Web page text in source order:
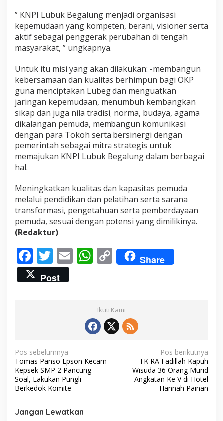
” KNPI Lubuk Begalung menjadi organisasi
kepemudaan yang kompeten, berani, visioner serta
aktif sebagai penggerak perubahan di tengah
masyarakat, ” ungkapnya.
Untuk itu misi yang akan dilakukan: -membangun
kebersamaan dan kualitas berhimpun bagi OKP
guna menciptakan Lubeg dan menguatkan
jaringan kepemudaan, menumbuh kembangkan
sikap dan juga nila tradisi, norma, budaya, agama
dikalangan pemuda, membangun komunikasi
dengan para Tokoh serta bersinergi dengan
pemerintah sebagai mitra strategis untuk
memajukan KNPI Lubuk Begalung dalam berbagai
hal.
Meningkatkan kualitas dan kapasitas pemuda
melalui pendidikan dan pelatihan serta sarana
transformasi, pengetahuan serta pemberdayaan
pemuda, sesuai dengan potensi yang dimilikinya.
(Redaktur)
F
ac
e
k
T
w
itt
E W
s
A
p
p
C
o
y
Li
n
k
Share
Post
Ikuti Kami
N
a
v
i
g
Pos sebelumnya
Tomas Panso Epson Kecam
Kepsek SMP 2 Pancung
Soal, Lakukan Pungli
Berkedok Komite
Pos berikutnya
TK RA Fadillah Kapuh
Wisuda 36 Orang Murid
Angkatan Ke V di Hotel
Hannah Painan
Jangan Lewatkan